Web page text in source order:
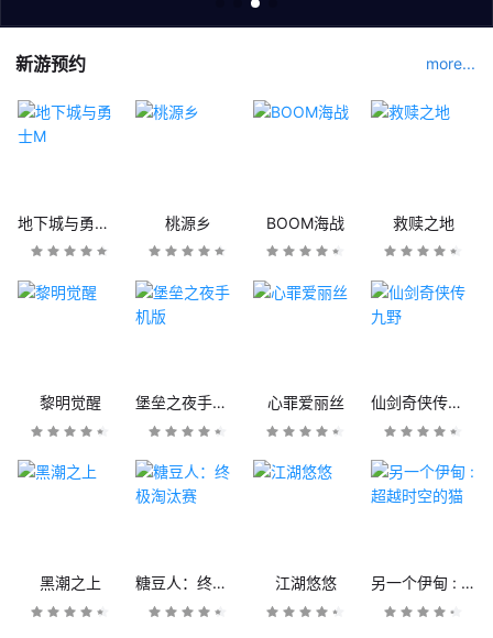
新游预约 more...
地下城与勇士M 桃源乡 BOOM海战 救赎之地
黎明觉醒 堡垒之夜手机版 心罪爱丽丝 仙剑奇侠传九野
黑潮之上 糖豆人：终极淘汰赛 江湖悠悠 另一个伊甸 : 超越时空的猫